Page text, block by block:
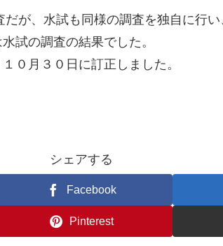
が、水試も同様の調査を独自に行い
試の調査の結果でした。
０月３０日に訂正しました。
シェアする
Facebook
Pinterest